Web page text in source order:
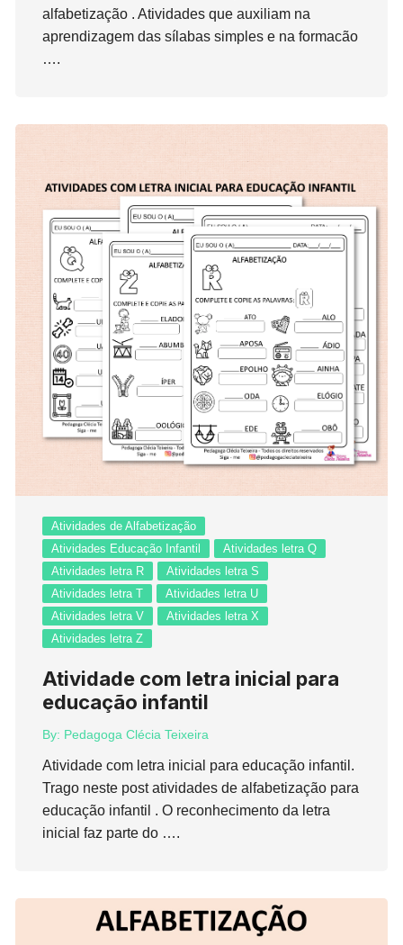
alfabetização . Atividades que auxiliam na
aprendizagem das sílabas simples e na formacão
….
Atividades de Alfabetização
Atividades Educação Infantil
Atividades letra Q
Atividades letra R
Atividades letra S
Atividades letra T
Atividades letra U
Atividades letra V
Atividades letra X
Atividades letra Z
Atividade com letra inicial para
educação infantil
By: Pedagoga Clécia Teixeira
Atividade com letra inicial para educação infantil.
Trago neste post atividades de alfabetização para
educação infantil . O reconhecimento da letra
inicial faz parte do ….